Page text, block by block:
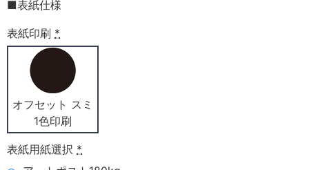
■表紙仕様
表紙印刷 *
オフセット スミ
1色印刷
表紙用紙選択 *